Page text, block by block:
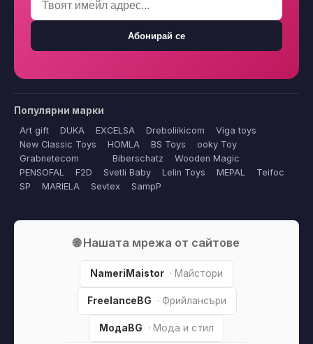
Абонирай се
Популярни марки
Art gift DUKA EXCELSA Dreboliikicom
Viga toys
New Classic Toys
HOMLA BS Toys
ooky Toy
Grabnetecom
Biberschatz
Wooden Magic
PENSOFAL
F2D Svetli Baby Lelin Toys MEPAL
Teifoc
SP
MARIELA Sevtex SampP
🌐 Нашата мрежа от сайтове
NameriMaistor · Майстори
FreelanceBG · Фрийлансъри
МодаBG · Мода и стил